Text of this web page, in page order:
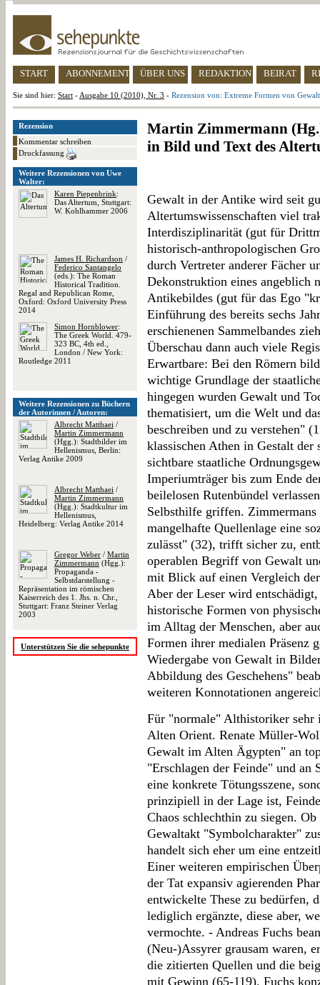
START ABONNEMENT ÜBER UNS REDAKTION BEIRAT
Sie sind hier: Start - Ausgabe 10 (2010), Nr. 3 - Rezension von: Extreme Formen von
Rezension
Kommentar schreiben
Druckfassung
Weitere Rezensionen von Uwe
Walter:
Karen Piepenbrink:
Das Altertum, Stuttgart:
W. Kohlhammer 2006
James H. Richardson /
Federico Santangelo
(eds.): The Roman
Historical Tradition.
Regal and Republican Rome,
Oxford: Oxford University Press
2014
Simon Hornblower:
The Greek World. 479-
323 BC, 4th ed.,
London / New York:
Routledge 2011
Weitere Rezensionen zu Büchern
der Autorinnen / Autoren:
Albrecht Matthaei /
Martin Zimmermann
(Hgg.): Stadtbilder im
Hellenismus, Berlin:
Verlag Antike 2009
Albrecht Matthaei /
Martin Zimmermann
(Hgg.): Stadtkultur im
Hellenismus,
Heidelberg: Verlag Antike 2014
Gregor Weber / Martin
Zimmermann (Hgg.):
Propaganda -
Selbstdarstellung -
Repräsentation im römischen
Kaiserreich des 1. Jhs. n. Chr.,
Stuttgart: Franz Steiner Verlag
2003
Unterstützen Sie die sehepunkte
Martin Zimmermann
in Bild und Text des
Gewalt in der Antike wird seit
Altertumswissenschaften viel
Interdisziplinarität (gut für
historisch-anthropologischen
durch Vertreter anderer Fächer
Dekonstruktion eines angeblich
Antikebildes (gut für das Ego
Einführung des bereits sechs
erschienenen Sammelbandes
Überschau dann auch viele
Erwartbare: Bei den Römern
wichtige Grundlage der
hingegen wurden Gewalt und
thematisiert, um die Welt und
beschreiben und zu verstehen"
klassischen Athen in Gestalt der
sichtbare staatliche
Imperiumträger bis zum Ende
beilelosen Rutenbündel
Selbsthilfe griffen.
mangelhafte Quellenlage eine
zulässt" (32), trifft sicher zu,
operablen Begriff von Gewalt
mit Blick auf einen Vergleich
Aber der Leser wird
historische Formen von
im Alltag der Menschen, aber
Formen ihrer medialen Präsenz
Wiedergabe von Gewalt in
Abbildung des Geschehens"
weiteren Konnotationen
Für "normale" Althistoriker
Alten Orient. Renate Müller-
Gewalt im Alten Ägypten" an
"Erschlagen der Feinde" und
eine konkrete Tötungsszene,
prinzipiell in der Lage ist,
Chaos schlechthin zu siegen.
Gewaltakt "Symbolcharakter"
handelt sich eher um eine
Einer weiteren empirischen
der Tat expansiv agierenden
entwickelte These zu bedürfen,
lediglich ergänzte, diese aber,
vermochte. - Andreas Fuchs
(Neu-)Assyrer grausam waren,
die zitierten Quellen und die
mit Gewinn (65-119). Fuchs